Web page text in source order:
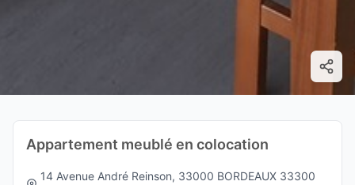
Appartement meublé en colocation
14 Avenue André Reinson, 33000 BORDEAUX 33300